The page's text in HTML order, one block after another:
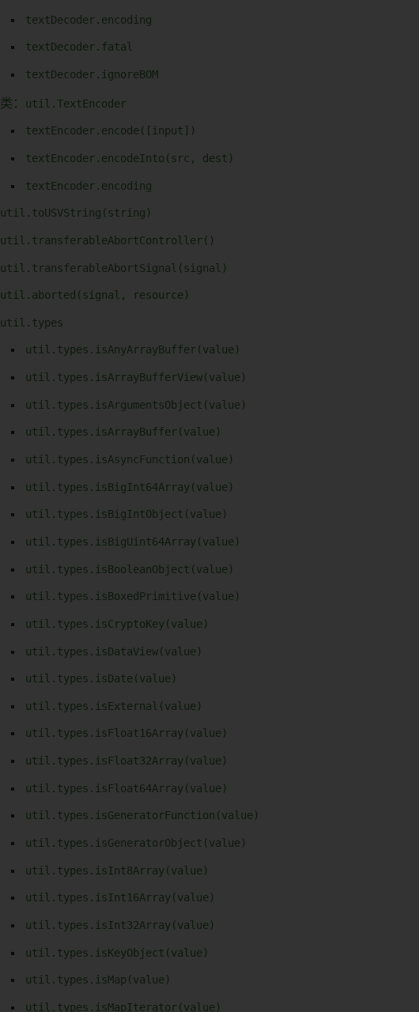
textDecoder.encoding
textDecoder.fatal
textDecoder.ignoreBOM
类： util.TextEncoder
textEncoder.encode([input])
textEncoder.encodeInto(src, dest)
textEncoder.encoding
util.toUSVString(string)
util.transferableAbortController()
util.transferableAbortSignal(signal)
util.aborted(signal, resource)
util.types
util.types.isAnyArrayBuffer(value)
util.types.isArrayBufferView(value)
util.types.isArgumentsObject(value)
util.types.isArrayBuffer(value)
util.types.isAsyncFunction(value)
util.types.isBigInt64Array(value)
util.types.isBigIntObject(value)
util.types.isBigUint64Array(value)
util.types.isBooleanObject(value)
util.types.isBoxedPrimitive(value)
util.types.isCryptoKey(value)
util.types.isDataView(value)
util.types.isDate(value)
util.types.isExternal(value)
util.types.isFloat16Array(value)
util.types.isFloat32Array(value)
util.types.isFloat64Array(value)
util.types.isGeneratorFunction(value)
util.types.isGeneratorObject(value)
util.types.isInt8Array(value)
util.types.isInt16Array(value)
util.types.isInt32Array(value)
util.types.isKeyObject(value)
util.types.isMap(value)
util.types.isMapIterator(value)